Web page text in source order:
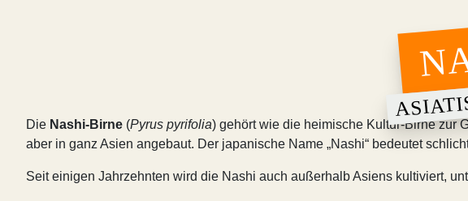
Die Nashi-Birne (Pyrus pyrifolia) gehört wie die heimische Kultur-Birne zur
aber in ganz Asien angebaut. Der japanische Name „Nashi“ bedeutet
Seit einigen Jahrzehnten wird die Nashi auch außerhalb Asiens kultiviert,